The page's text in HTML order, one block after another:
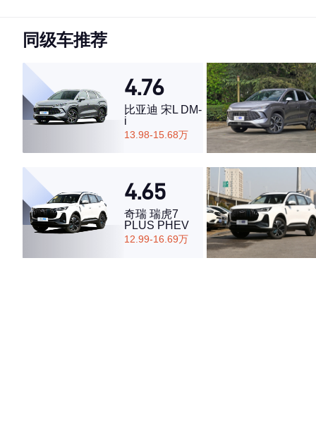
·空间表现较为优秀，优于64%同级车
同级车推荐
4.76
比亚迪 宋L DM-
i
13.98-15.68万
4.65
奇瑞 瑞虎7
PLUS PHEV
12.99-16.69万